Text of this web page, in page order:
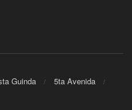
Guinda
5ta Avenida